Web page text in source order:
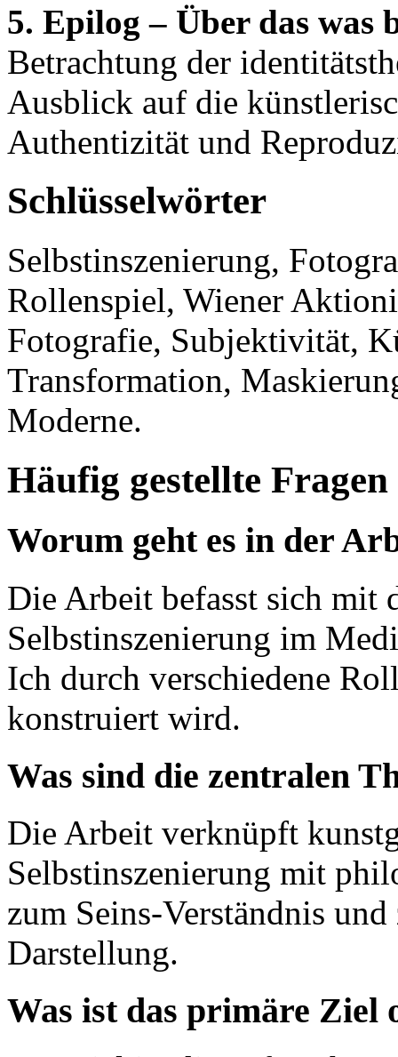
5. Epilog – Über das was
Betrachtung der
Ausblick auf die
Authentizität und
Schlüsselwörter
Selbstinszenierung,
Rollenspiel, Wiener
Fotografie, Subjektivität,
Transformation,
Moderne.
Häufig gestellte Fragen
Worum geht es in der
Die Arbeit befasst sich mit
Selbstinszenierung im
Ich durch verschiedene
konstruiert wird.
Was sind die zentralen
Die Arbeit verknüpft
Selbstinszenierung mit
zum Seins-Verständnis
Darstellung.
Was ist das primäre Ziel